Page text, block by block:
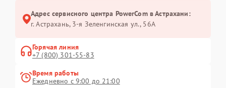
Адрес сервисного центра PowerCom в Астрахани:
г. Астрахань, 3-я Зеленгинская ул., 56А
Горячая линия
+7 (800) 301-55-83
Время работы
Ежедневно с 9:00 до 21:00